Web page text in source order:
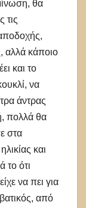
θα
τις
αλλά κάποιο
και το
να
άντρας
πολλά θα
στα
και
το ότι
να πει για
από